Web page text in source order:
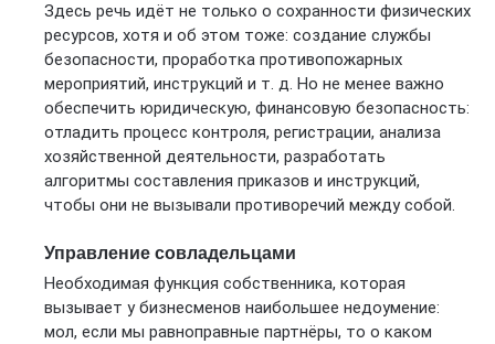
Здесь речь идёт не только о сохранности физических
ресурсов, хотя и об этом тоже: создание службы
безопасности, проработка противопожарных
мероприятий, инструкций и т. д. Но не менее важно
обеспечить юридическую, финансовую безопасность:
отладить процесс контроля, регистрации, анализа
хозяйственной деятельности, разработать
алгоритмы составления приказов и инструкций,
чтобы они не вызывали противоречий между собой.
Управление совладельцами
Необходимая функция собственника, которая
вызывает у бизнесменов наибольшее недоумение:
мол, если мы равноправные партнёры, то о каком